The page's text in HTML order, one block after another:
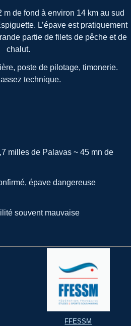
m de fond à environ 14 km au sud
L’épave est pratiquement
partie de filets de pêche et de
chalut.
poste de pilotage, timonerie.
technique.
milles de Palavas ~ 45 mn de
épave dangereuse
souvent mauvaise
FFESSM